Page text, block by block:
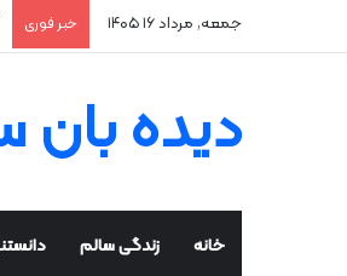
جمعه, مرداد ۱۶ ۱۴۰۵ خبر فوری
دیده بان
خانه زندگی سالم